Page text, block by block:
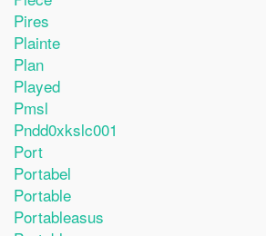
Pires
Plainte
Plan
Played
Pmsl
Pndd0xkslc001
Port
Portabel
Portable
Portableasus